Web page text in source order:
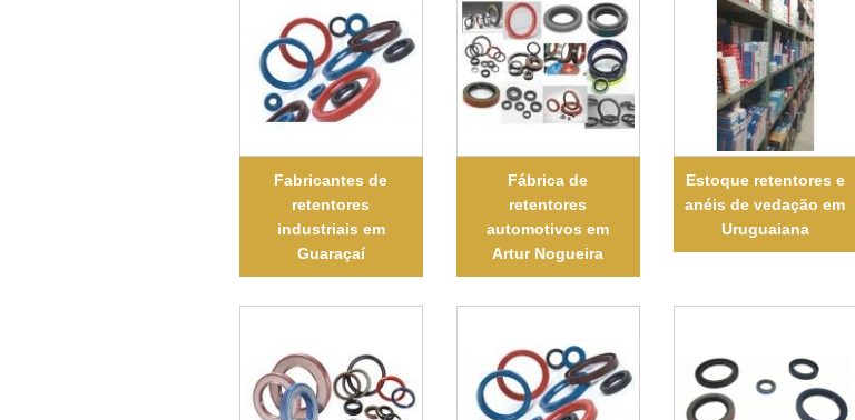
Fabricantes de
retentores
industriais em
Guaraçaí
Fábrica de
retentores
automotivos em
Artur Nogueira
Estoque retentores e
anéis de vedação em
Uruguaiana